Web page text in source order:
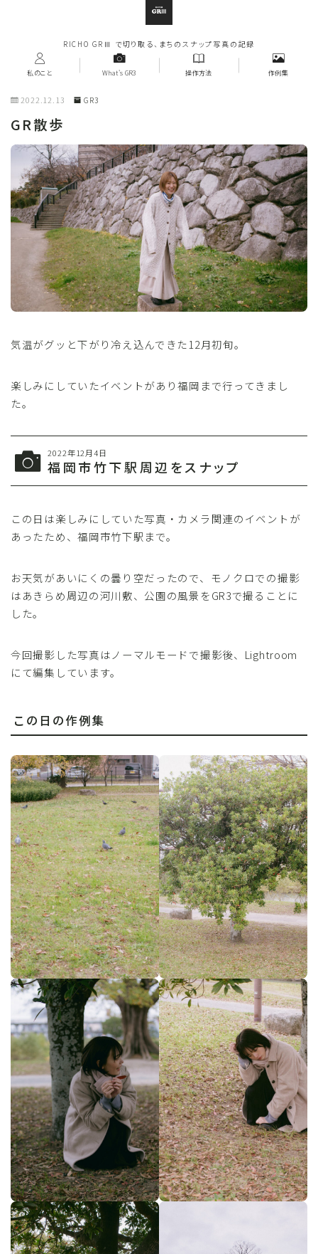
RICHO GRⅢ で切り取る、まちのスナップ写真の記録
私のこと What's GR3 操作方法 作例集
2022.12.13 GR3
GR散歩
気温がグッと下がり冷え込んできた12月初旬。
楽しみにしていたイベントがあり福岡まで行ってきまし
た。
2022年12月4日
福岡市竹下駅周辺をスナップ
この日は楽しみにしていた写真・カメラ関連のイベントが
あったため、福岡市竹下駅まで。
お天気があいにくの曇り空だったので、モノクロでの撮影
はあきらめ周辺の河川敷、公園の風景をGR3で撮ることに
した。
今回撮影した写真はノーマルモードで撮影後、Lightroom
にて編集しています。
この日の作例集